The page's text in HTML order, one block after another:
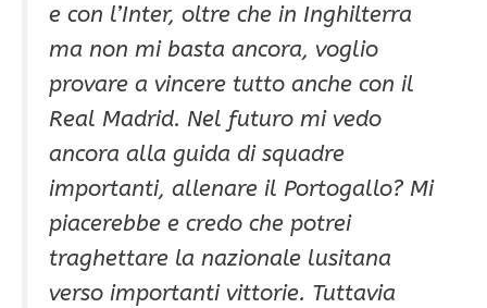
e con l’Inter, oltre che in Inghilterra
ma non mi basta ancora, voglio
provare a vincere tutto anche con il
Real Madrid. Nel futuro mi vedo
ancora alla guida di squadre
importanti, allenare il Portogallo? Mi
piacerebbe e credo che potrei
traghettare la nazionale lusitana
verso importanti vittorie. Tuttavia